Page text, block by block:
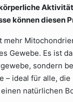
können diesen
mehr
Gewebe. Es ist
sondern
– ideal für alle, die
natürlichen